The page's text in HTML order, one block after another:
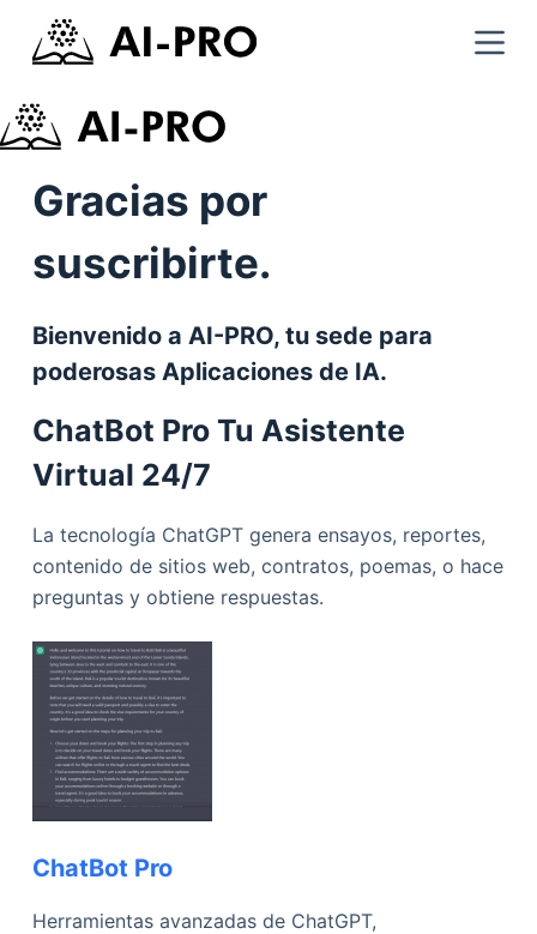
Gracias por
suscribirte.
Bienvenido a AI-PRO, tu sede para
poderosas Aplicaciones de IA.
ChatBot Pro Tu Asistente
Virtual 24/7
La tecnología ChatGPT genera ensayos, reportes,
contenido de sitios web, contratos, poemas, o hace
preguntas y obtiene respuestas.
ChatBot Pro
Herramientas avanzadas de ChatGPT,